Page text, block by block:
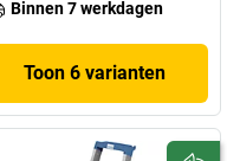
Binnen 7 werkdagen
Toon 6 varianten